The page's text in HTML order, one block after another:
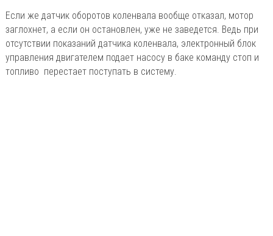
Если же датчик оборотов коленвала вообще отказал, мотор
заглохнет, а если он остановлен, уже не заведется. Ведь при
отсутствии показаний датчика коленвала, электронный блок
управления двигателем подает насосу в баке команду стоп и
топливо перестает поступать в систему.